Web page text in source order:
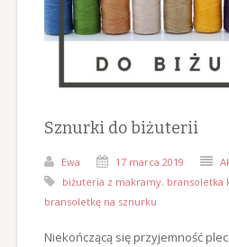
Sznurki do biżuterii
Ewa 17 marca 2019
biżuteria z makramy, bransoletka
bransoletkę na sznurku
Niekończącą się przyjemność